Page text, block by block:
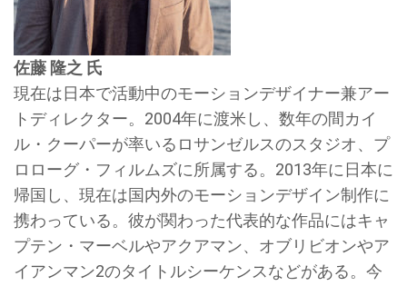
佐藤 隆之 氏
現在は日本で活動中のモーションデザイナー兼アー
トディレクター。2004年に渡米し、数年の間カイ
ル・クーパーが率いるロサンゼルスのスタジオ、プ
ロローグ・フィルムズに所属する。2013年に日本に
帰国し、現在は国内外のモーションデザイン制作に
携わっている。彼が関わった代表的な作品にはキャ
プテン・マーベルやアクアマン、オブリビオンやア
イアンマン2のタイトルシーケンスなどがある。今